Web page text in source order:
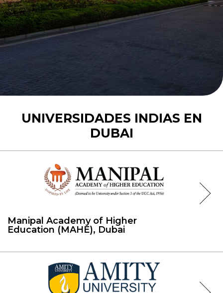
UNIVERSIDADES INDIAS EN
DUBAI
Manipal Academy of Higher
Education (MAHE), Dubai